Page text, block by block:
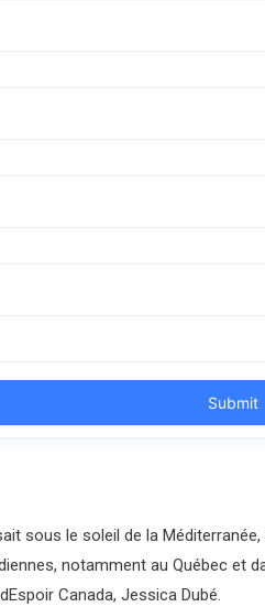
sous le soleil de la
notamment au Québec et
Canada, Jessica Dubé.